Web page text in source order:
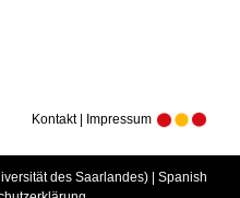
Kontakt | Impressum
des Saarlandes) | Spanish